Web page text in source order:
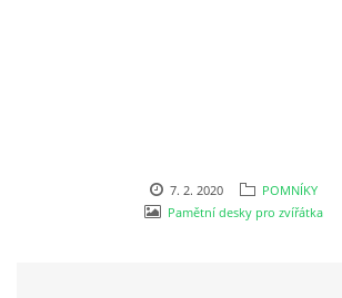
7. 2. 2020
POMNÍKY
Pamětní desky pro zvířátka